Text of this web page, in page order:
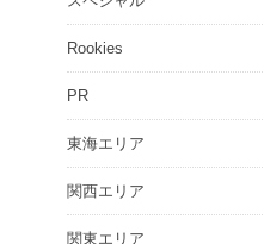
Rookies
PR
東海エリア
関西エリア
関東エリア